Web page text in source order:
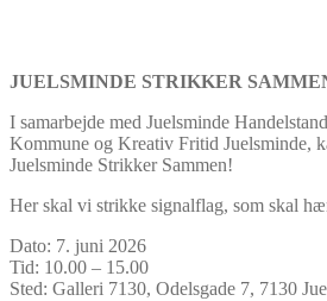
JUELSMINDE STRIKKER
I samarbejde med Juelsminde
Kommune og Kreativ Fritid Juelsminde,
Juelsminde Strikker Sammen!
Her skal vi strikke signalflag, som skal
Dato: 7. juni 2026
Tid: 10.00 – 15.00
Sted: Galleri 7130, Odelsgade 7, 7130